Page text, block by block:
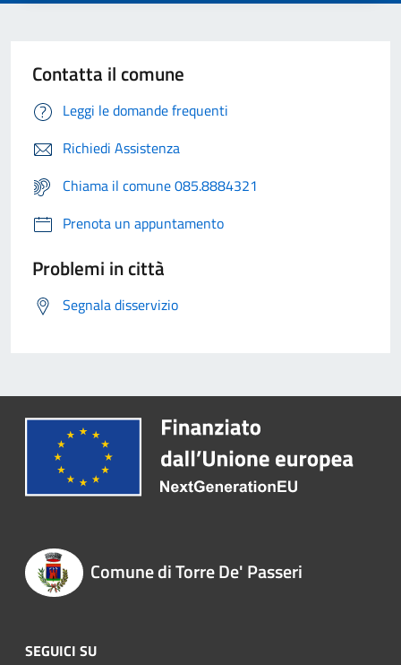
Contatta il comune
Leggi le domande frequenti
Richiedi Assistenza
Chiama il comune 085.8884321
Prenota un appuntamento
Problemi in città
Segnala disservizio
Comune di Torre De' Passeri
SEGUICI SU